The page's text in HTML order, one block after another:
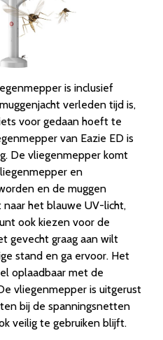
is inclusief
verleden tijd is,
voor gedaan hoeft te
van Eazie ED is
De vliegenmepper komt
en
en de muggen
het blauwe UV-licht,
ook kiezen voor de
gevecht graag aan wilt
stand en ga ervoor. Het
oplaadbaar met de
vliegenmepper is uitgerust
bij de spanningsnetten
veilig te gebruiken blijft.